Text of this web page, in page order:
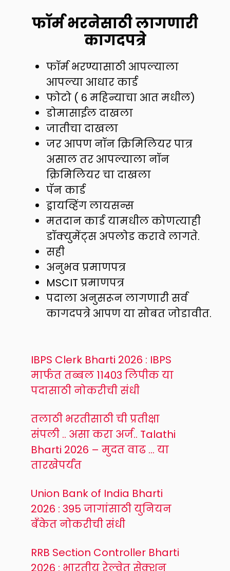
फॉर्म भरनेसाठी लागणारी
कागदपत्रे
फॉर्म भरण्यासाठी आपल्याला
आपल्या आधार कार्ड
फोटो ( 6 महिन्याचा आत मधील)
डोमासाईल दाखला
जातीचा दाखला
जर आपण नॉन क्रिमिलियर पात्र
असाल तर आपल्याला नॉन
क्रिमिलियर चा दाखला
पॅन कार्ड
ड्रायव्हिंग लायसन्स
मतदान कार्ड यामधील कोणत्याही
डॉक्युमेंट्स अपलोड करावे लागते.
सही
अनुभव प्रमाणपत्र
MSCIT प्रमाणपत्र
पदाला अनुसरून लागणारी सर्व
कागदपत्रे आपण या सोबत जोडावीत.
IBPS Clerk Bharti 2026 : IBPS
मार्फत तब्बल 11403 लिपीक या
पदासाठी नोकरीची संधी
तलाठी भरतीसाठी ची प्रतीक्षा
संपली .. असा करा अर्ज.. Talathi
Bharti 2026 – मुदत वाढ … या
तारखेपर्यंत
Union Bank of India Bharti
2026 : 395 जागांसाठी युनियन
बँकेत नोकरीची संधी
RRB Section Controller Bharti
2026 : भारतीय रेल्वेत सेक्शन